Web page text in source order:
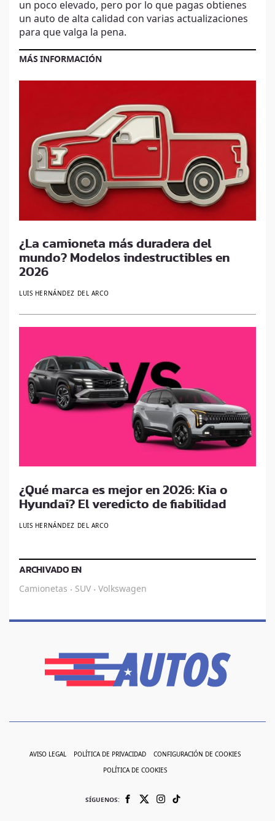
un poco elevado, pero por lo que pagas obtienes
un auto de alta calidad con varias actualizaciones
para que valga la pena.
MÁS INFORMACIÓN
¿La camioneta más duradera del
mundo? Modelos indestructibles en
2026
LUIS HERNÁNDEZ DEL ARCO
¿Qué marca es mejor en 2026: Kia o
Hyundai? El veredicto de fiabilidad
LUIS HERNÁNDEZ DEL ARCO
ARCHIVADO EN
Camionetas · SUV · Volkswagen
AVISO LEGAL POLÍTICA DE PRIVACIDAD CONFIGURACIÓN DE COOKIES
POLÍTICA DE COOKIES
SÍGUENOS: